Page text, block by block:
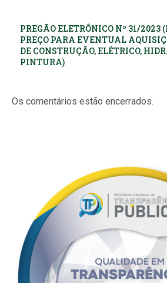
PREGÃO ELETRÔNICO Nº 31/2023
PREÇO PARA EVENTUAL
DE CONSTRUÇÃO, ELÉTRICO,
PINTURA)
Os comentários estão encerrados.